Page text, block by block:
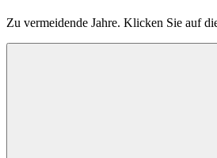
Zu vermeidende Jahre. Klicken Sie auf